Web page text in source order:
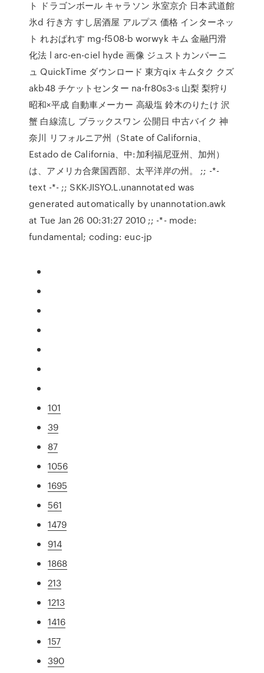
ト ドラゴンボール キャラソン 氷室京介 日本武道館
氷d 行き方 すし居酒屋 アルプス 価格 インターネッ
ト れおぱれす mg-f508-b worwyk キム 金融円滑
化法 l arc-en-ciel hyde 画像 ジュストカンパーニ
ュ QuickTime ダウンロード 東方qix キムタク クズ
akb48 チケットセンター na-fr80s3-s 山梨 梨狩り
昭和×平成 自動車メーカー 高級塩 鈴木のりたけ 沢
蟹 白線流し ブラックスワン 公開日 中古バイク 神
奈川 リフォルニア州（State of California、
Estado de California、中:加利福尼亚州、加州）
は、アメリカ合衆国西部、太平洋岸の州。 ;; -*-
text -*- ;; SKK-JISYO.L.unannotated was
generated automatically by unannotation.awk
at Tue Jan 26 00:31:27 2010 ;; -*- mode:
fundamental; coding: euc-jp
101
39
87
1056
1695
561
1479
914
1868
213
1213
1416
157
390